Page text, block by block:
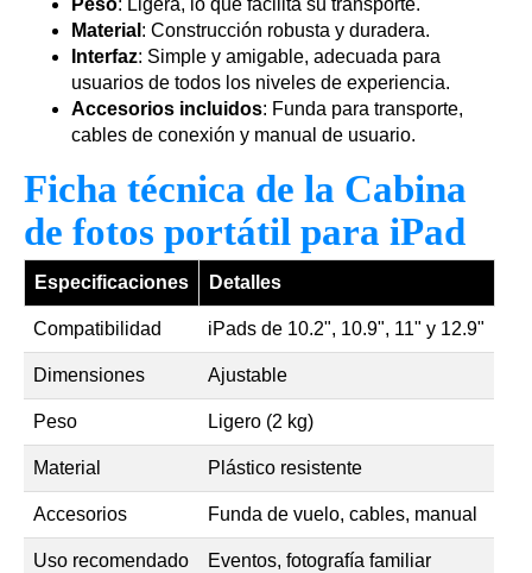
Peso: Ligera, lo que facilita su transporte.
Material : Construcción robusta y duradera.
Interfaz: Simple y amigable, adecuada para
usuarios de todos los niveles de experiencia.
Accesorios incluidos: Funda para transporte,
cables de conexión y manual de usuario.
Ficha técnica de la Cabina
de fotos portátil para iPad
Especificaciones Detalles
Compatibilidad iPads de 10.2", 10.9", 11" y 12.9"
Dimensiones Ajustable
Peso Ligero (2 kg)
Material Plástico resistente
Accesorios Funda de vuelo, cables, manual
Uso recomendado Eventos, fotografía familiar